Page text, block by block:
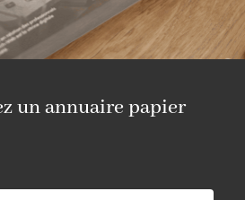
un annuaire papier